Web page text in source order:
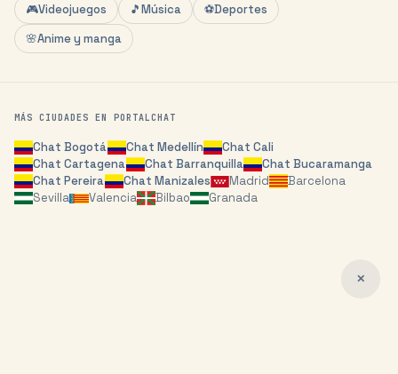
🎮Videojuegos 🎵Música ⚽Deportes
🌸Anime y manga
MÁS CIUDADES EN PORTALCHAT
ChatBogotá Chat Medellín Chat Cali
ChatCartagena Chat Barranquilla Chat Bucaramanga
ChatPereira Chat Manizales Madrid
Barcelona
Sevilla
Valencia Bilbao Granada
✕